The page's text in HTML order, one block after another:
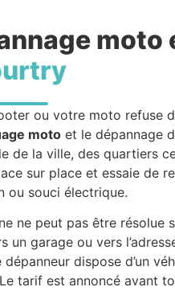
moto
ou votre moto refuse
moto et le dépannage
de la ville, des quartiers
sur place et essaie de
ou souci électrique.
ne peut pas être résolue
un garage ou vers
dépanneur dispose d’un
tarif est annoncé avant